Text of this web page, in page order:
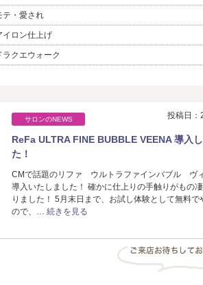
テ・愛され
イロン仕上げ
ラクエウォーク
サロンのNEWS 投稿日：
ReFa ULTRA FINE BUBBLE VEENA 導入
た！
CMで話題のリファ ウルトラファインバブル ヴ
導入いたしました！ 確かに仕上りの手触りがもの
りました！ 5月末日まで、お試し体験として無料で
ので、… 続きを見る